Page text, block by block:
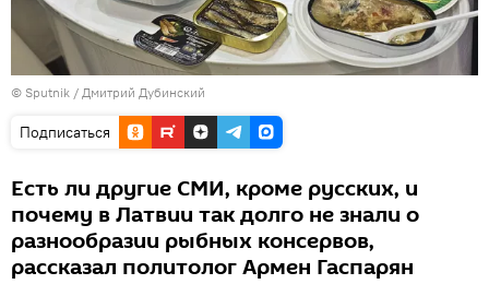
© Sputnik / Дмитрий Дубинский
Подписаться
Есть ли другие СМИ, кроме русских, и
почему в Латвии так долго не знали о
разнообразии рыбных консервов,
рассказал политолог Армен Гаспарян